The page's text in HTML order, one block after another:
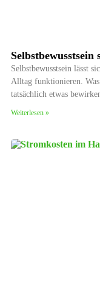
Selbstbewusstsein lässt
Alltag funktionieren.
tatsächlich etwas
Weiterlesen »